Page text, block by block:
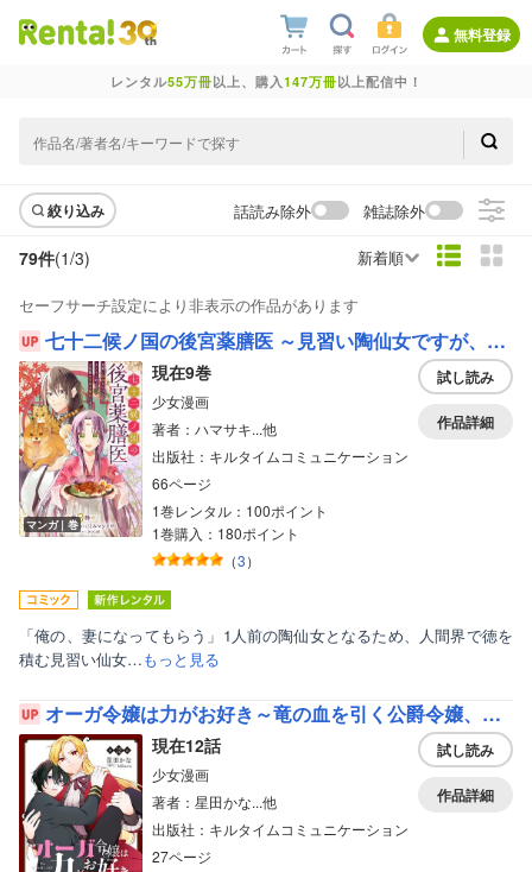
無料登録
レンタル55万冊以上、購入147万冊以上配信中！
絞り込み 話読み除外 雑誌除外
79件(1/3) 新着順
セーフサーチ設定により非表示の作品があります
七十二候ノ国の後宮薬膳医 ～見習い陶仙女ですが、もふもふ達とお妃様の問題を解決します～
マンガ｜巻
現在9巻
少女漫画
著者：ハマサキ...他
出版社：キルタイムコミュニケーション
66ページ
1巻レンタル：100ポイント
1巻購入：180ポイント
（3）
試し読み
作品詳細
「俺の、妻になってもらう」1人前の陶仙女となるため、人間界で徳を
積む見習い仙女…もっと見る
オーガ令嬢は力がお好き～竜の血を引く公爵令嬢、オーガよりも強くなったので婿探しに出る～
現在12話
少女漫画
著者：星田かな...他
出版社：キルタイムコミュニケーション
27ページ
試し読み
作品詳細